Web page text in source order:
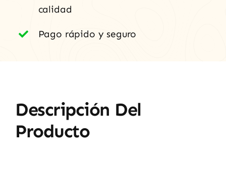
calidad
Pago rápido y seguro
Descripción Del
Producto